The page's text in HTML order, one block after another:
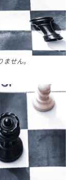
せん。